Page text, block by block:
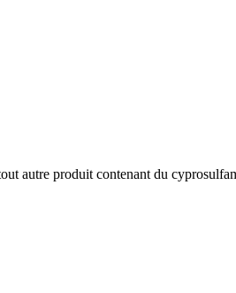
autre produit contenant du